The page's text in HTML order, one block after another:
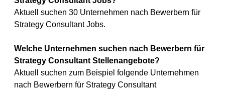
Aktuell suchen 30 Unternehmen nach Bewerbern für
Strategy Consultant Jobs.
Welche Unternehmen suchen nach Bewerbern für
Strategy Consultant Stellenangebote?
Aktuell suchen zum Beispiel folgende Unternehmen
nach Bewerbern für Strategy Consultant